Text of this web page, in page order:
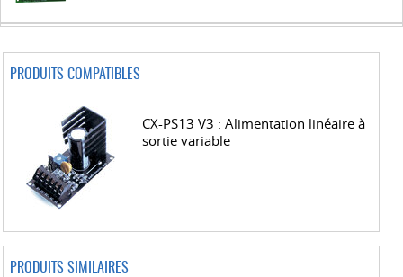
PRODUITS COMPATIBLES
CX-PS13 V3 : Alimentation linéaire à
sortie variable
PRODUITS SIMILAIRES